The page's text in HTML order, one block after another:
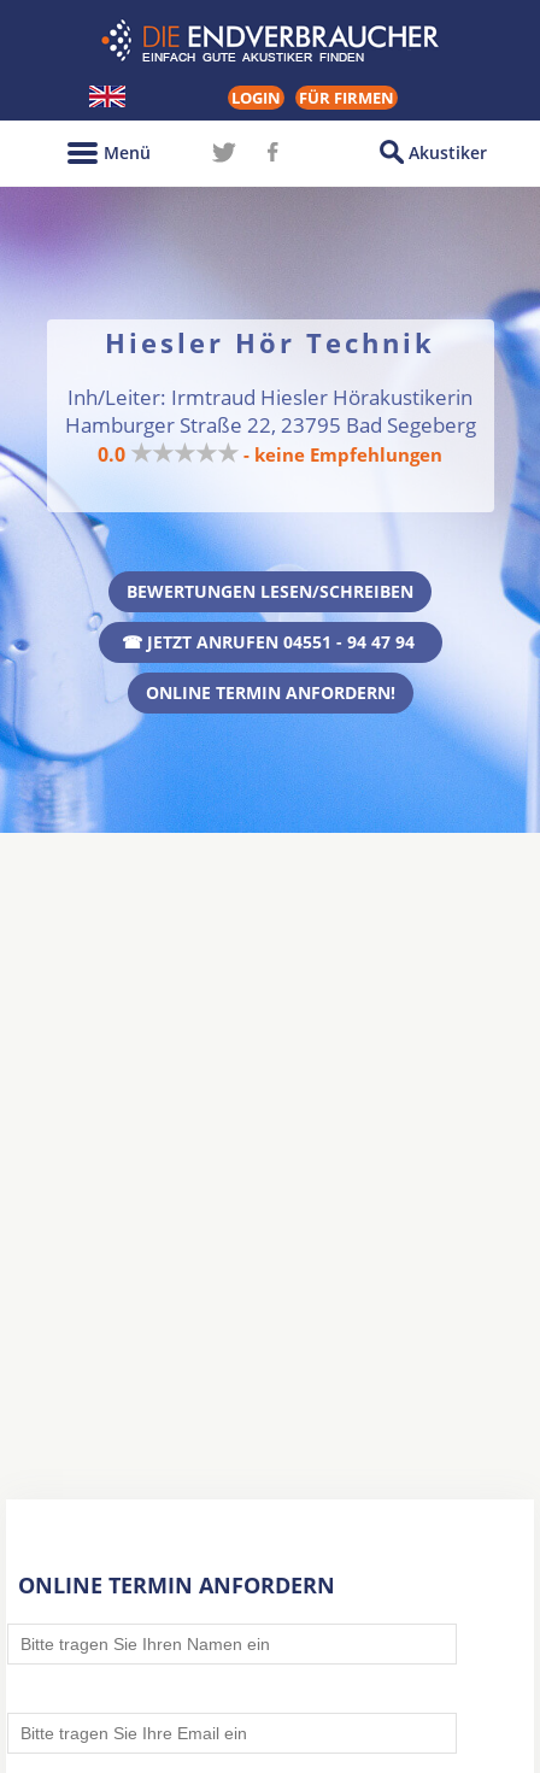
LOGIN FÜR FIRMEN
Akustiker
Menü
Hiesler Hör Technik
Inh/Leiter: Irmtraud Hiesler Hörakustikerin
Hamburger Straße 22, 23795 Bad Segeberg
0.0 ★★★★★ - keine Empfehlungen
BEWERTUNGEN LESEN/SCHREIBEN
☎ JETZT ANRUFEN 04551 - 94 47 94
ONLINE TERMIN ANFORDERN!
ONLINE TERMIN ANFORDERN